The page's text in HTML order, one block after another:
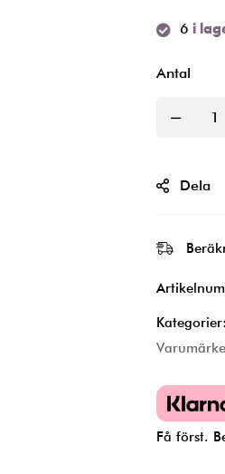
6 i
Antal
Dela
Kategorier:
Få först.